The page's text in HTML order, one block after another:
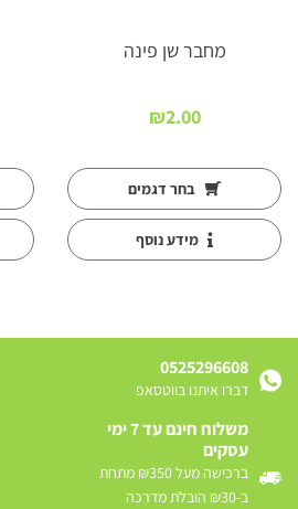
מחבר שן פינה
₪2.00
בחר דגמים
מידע נוסף
0525296608
דברו איתנו בווטסאפ
משלוח חינם עד 7 ימי
עסקים
ברכישה מעל ₪350 מתחת
ב-₪30 הובלת מדרכה